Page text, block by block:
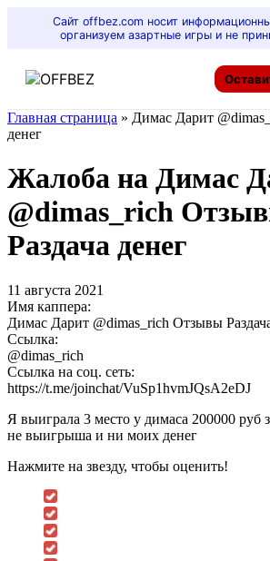
Сайт offbez.com носит
организуем азартные игры и не
Главная страница » Димас Дарит
денег
Жалоба на Димас
@dimas_rich
Раздача денег
11 августа 2021
Имя каппера:
Димас Дарит @dimas_rich Отзывы
Ссылка:
@dimas_rich
Ссылка на соц. сеть:
https://t.me/joinchat/VuSp1hvmJQsA2eDJ
Я выиграла 3 место у димаса 200000 руб
не выигрыша и ни моих денег
Нажмите на звезду, чтобы оценить!